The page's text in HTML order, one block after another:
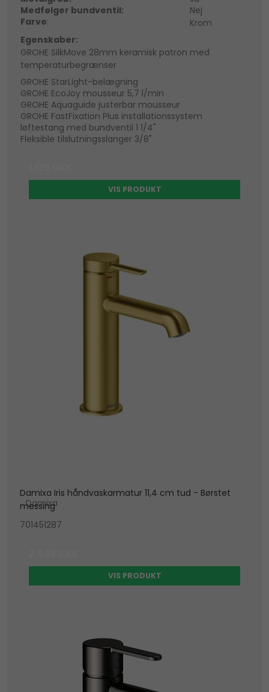
Medfølger bundventil:
Nej
Farve:
Krom
Egenskaber:
GROHE SilkMove 28mm keramisk patron med
temperaturbegrænser
GROHE StarLight-belægning
GROHE EcoJoy mousseur 5,7 l/min
GROHE Aquaguide justerbar mousseur
GROHE FastFixation Plus installationssystem
løftestang med bundventil 1 1/4"
Fleksible tilslutningsslanger 3/8"
VIS PRODUKT
Damixa Iris håndvaskarmatur 11,4 cm tud - Børstet
messing
Damixa
701451287
VIS PRODUKT